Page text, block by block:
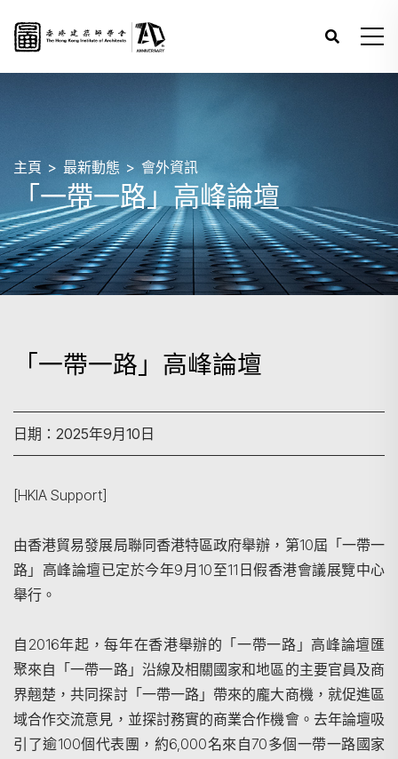
主頁 最新動態 會外資訊
「一帶一路」高峰論壇
「一帶一路」高峰論壇
日期：2025年9月10日
[HKIA Support]
由香港貿易發展局聯同香港特區政府舉辦，第10屆「一帶一
路」高峰論壇已定於今年9月10至11日假香港會議展覽中心
舉行。
自2016年起，每年在香港舉辦的「一帶一路」高峰論壇匯
聚來自「一帶一路」沿線及相關國家和地區的主要官員及商
界翹楚，共同探討「一帶一路」帶來的龐大商機，就促進區
域合作交流意見，並探討務實的商業合作機會。去年論壇吸
引了逾100個代表團，約6,000名來自70多個一帶一路國家